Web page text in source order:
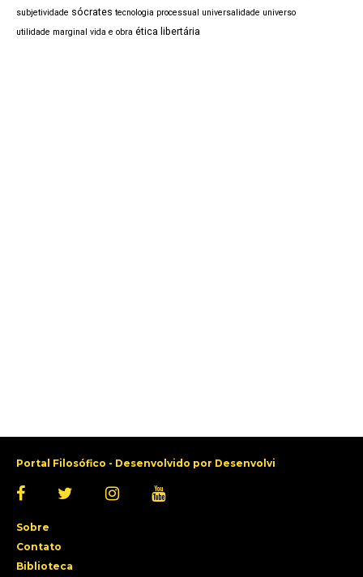
subjetividade sócrates tecnologia processual universalidade universo
utilidade marginal vida e obra ética libertária
Portal Filosófico - Desenvolvido por Desenvolvi
Sobre
Contato
Biblioteca